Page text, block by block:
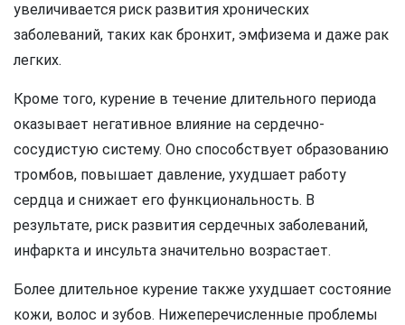
увеличивается риск развития хронических
заболеваний, таких как бронхит, эмфизема и даже рак
легких.
Кроме того, курение в течение длительного периода
оказывает негативное влияние на сердечно-
сосудистую систему. Оно способствует образованию
тромбов, повышает давление, ухудшает работу
сердца и снижает его функциональность. В
результате, риск развития сердечных заболеваний,
инфаркта и инсульта значительно возрастает.
Более длительное курение также ухудшает состояние
кожи, волос и зубов. Нижеперечисленные проблемы